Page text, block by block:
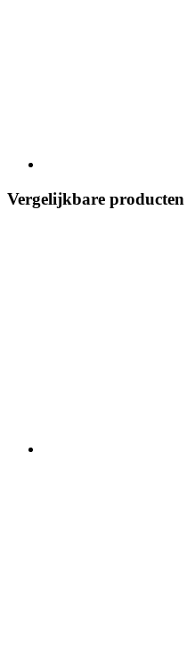
Vergelijkbare producten